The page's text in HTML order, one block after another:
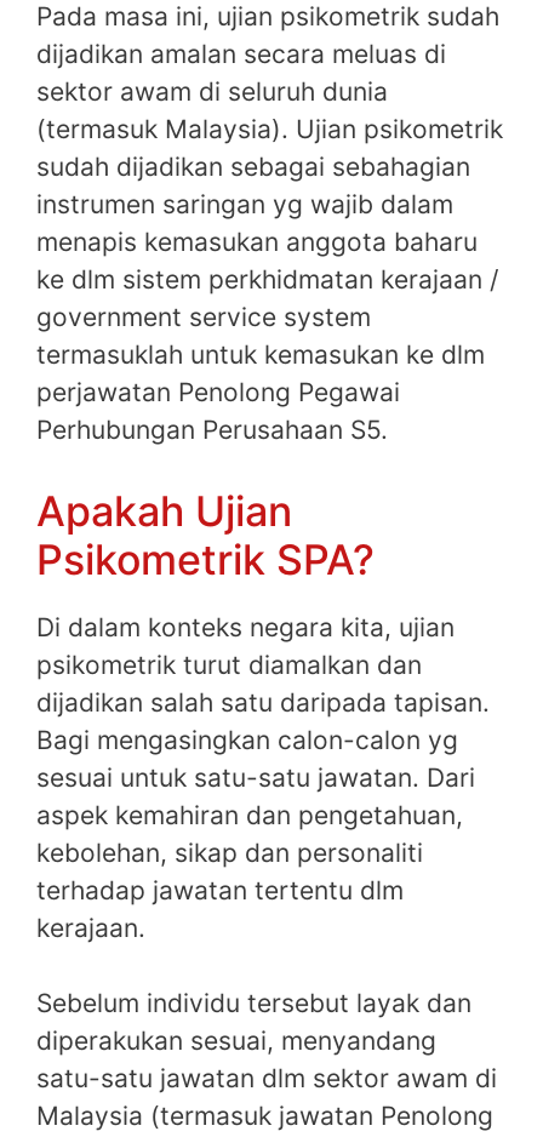
Pada masa ini, ujian psikometrik sudah
dijadikan amalan secara meluas di
sektor awam di seluruh dunia
(termasuk Malaysia). Ujian psikometrik
sudah dijadikan sebagai sebahagian
instrumen saringan yg wajib dalam
menapis kemasukan anggota baharu
ke dlm sistem perkhidmatan kerajaan /
government service system
termasuklah untuk kemasukan ke dlm
perjawatan Penolong Pegawai
Perhubungan Perusahaan S5.
Apakah Ujian
Psikometrik SPA?
Di dalam konteks negara kita, ujian
psikometrik turut diamalkan dan
dijadikan salah satu daripada tapisan.
Bagi mengasingkan calon-calon yg
sesuai untuk satu-satu jawatan. Dari
aspek kemahiran dan pengetahuan,
kebolehan, sikap dan personaliti
terhadap jawatan tertentu dlm
kerajaan.
Sebelum individu tersebut layak dan
diperakukan sesuai, menyandang
satu-satu jawatan dlm sektor awam di
Malaysia (termasuk jawatan Penolong